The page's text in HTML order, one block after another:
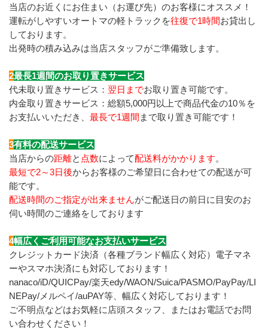
当店のお近くにお住まい（お運び先）のお客様にオススメ！
運転がしやすいオートマの軽トラックを往復で1時間お貸出し
しております。
出発時の積み込みは当店スタッフがご準備致します。
2最長1週間のお取り置きサービス
代未取り置きサービス： 翌日までお取り置き可能です。
内金取り置きサービス：総額5,000円以上で商品代金の10％を
お支払いいただき、 最長で1週間 まで取り置き可能です！
3有料の配送サービス
当店からの距離と 点数によって配送料がかかります。
最短で2～3日後からお客様のご希望日に合わせての配送が可
能です。
配送時間のご指定が出来ませんがご配送日の前日に目安のお
伺い時間のご連絡をしております
4幅広くご利用可能なお支払いサービス
クレジットカード決済（各種ブランド幅広く対応）電子マネ
ーやスマホ決済にも対応しております！
nanaco/iD/QUICPay/楽天edy/WAON/Suica/PASMO/PayPay/LI
NEPay/メルペイ/auPAY等、幅広く対応しております！
ご不明点などはお気軽に店頭スタッフ、またはお電話でお問
い合わせください！